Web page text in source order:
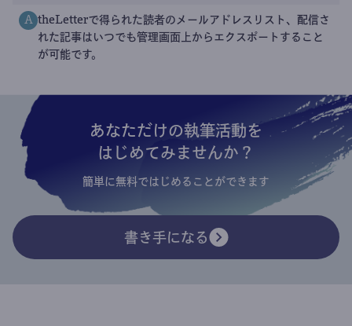
A theLetterで得られた読者のメールアドレスリスト、配信さ
れた記事はいつでも管理画面上からエクスポートすること
が可能です。
あなただけの執筆活動を
はじめてみませんか？
簡単に無料ではじめることができます
書き手になる